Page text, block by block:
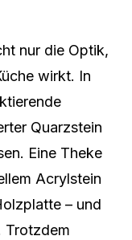
nur die Optik,
wirkt. In
Quarzstein
Eine Theke
Acrylstein
– und
Trotzdem